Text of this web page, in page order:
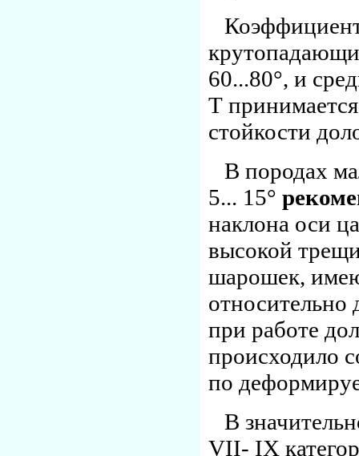
60...80°, и
Т
стойкости
В породах
5... 15°
наклона оси
высокой
шарошек,
относительно
при работе
происходило
по
В
VII- IX